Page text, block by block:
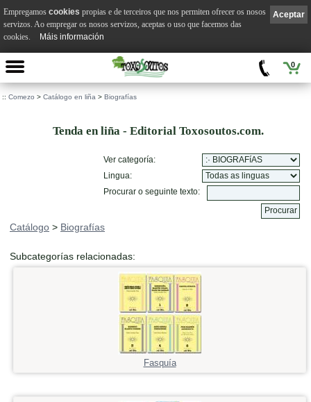
0
:: Comezo > Catálogo en liña > Biografías
Tenda en liña - Editorial Toxosoutos.com.
Ver categoría:
Lingua:
Procurar o seguinte texto:
Catálogo > Biografías
Subcategorías relacionadas:
Fasquía
Aceptar
Empregamos cookies propias e de terceiros que nos permiten ofrecer os nosos
servizos. Ao empregar os nosos servizos, aceptas o uso que facemos das
cookies.
Máis información